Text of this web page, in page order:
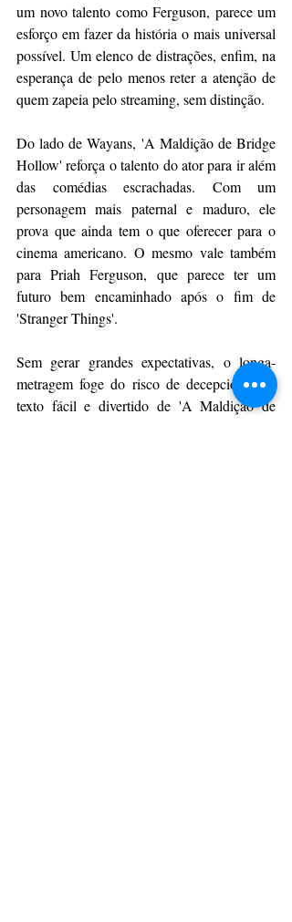
um novo talento como Ferguson, parece um
esforço em fazer da história o mais universal
possível. Um elenco de distrações, enfim, na
esperança de pelo menos reter a atenção de
quem zapeia pelo streaming, sem distinção.
Do lado de Wayans, 'A Maldição de Bridge
Hollow' reforça o talento do ator para ir além
das comédias escrachadas. Com um
personagem mais paternal e maduro, ele
prova que ainda tem o que oferecer para o
cinema americano. O mesmo vale também
para Priah Ferguson, que parece ter um
futuro bem encaminhado após o fim de
'Stranger Things'.
Sem gerar grandes expectativas, o longa-
metragem foge do risco de decepcionar. O
texto fácil e divertido de 'A Maldição de